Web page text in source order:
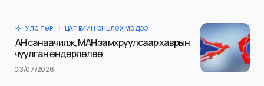
time I comment.
Илгээх
УЛС ТӨР ЦАГ ҮЕИЙН ОНЦЛОХ МЭДЭЭ
АН санаачилж, МАН замхруулсаар хаврын
чуулган өндөрлөлөө
03/07/2026